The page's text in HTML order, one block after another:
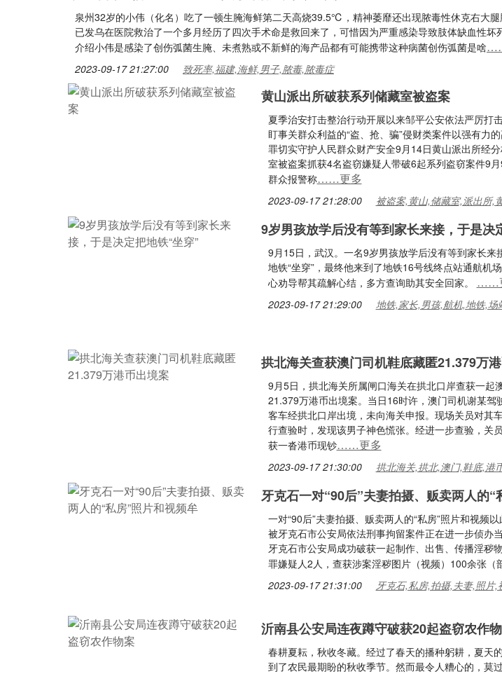
泉州32岁的小伟（化名）吃了一顿生腌海鲜第二天高烧39.5℃，精神萎靡还出现脓毒性休克右大
已发乌在医院救治了一个多月经历了四次手术命是救回来了，可惜因为严重感染导致肢体缺血性坏
介绍小伟是感染了创伤弧菌生腌、未煮熟或不新鲜的海产品都有可能携带这种病菌创伤弧菌是啥
2023-09-17 21:27:00 致死率,福建,海鲜,男子,脓毒,脓毒症
黄山派出所破获系列储藏室被盗案
夏季治安打击整治行动开展以来邹平公安依法严厉打
盯事关群众利益的“盗、抢、骗”侵财类案件以强有力
罪切实守护人民群众财产安全9月14日黄山派出所经
室被盗案抓获4名盗窃嫌疑人带破6起系列盗窃案件9
群众报警称……更多
2023-09-17 21:28:00 被盗案,黄山,储藏室,派出所,
9岁男孩放学后没有等到家长来接，于是决
9月15日，武汉。一名9岁男孩放学后没有等到家长来
地铁“坐穿”，最终他来到了地铁16号线终点站通航机
心劝导帮其疏解心结，多方查询助其安全回家。 ……
2023-09-17 21:29:00 地铁,家长,男孩,航机,地铁,场
拱北海关查获澳门司机鞋底藏匿21.379万
9月5日，拱北海关所属闸口海关在拱北口岸查获一起
21.379万港币出境案。当日16时许，澳门司机谢某驾
客车经拱北口岸出境，未向海关申报。现场关员对其
行查验时，发现该男子神色慌张。经进一步查验，关
获一沓港币现钞……更多
2023-09-17 21:30:00 拱北海关,拱北,澳门,鞋底,港
牙克石一对“90后”夫妻拍摄、贩卖两人的“
一对“90后”夫妻拍摄、贩卖两人的“私房”照片和视频
被牙克石市公安局依法刑事拘留案件正在进一步侦办
牙克石市公安局成功破获一起制作、出售、传播淫秽
罪嫌疑人2人，查获涉案淫秽图片（视频）100余张（
2023-09-17 21:31:00 牙克石,私房,拍摄,夫妻,照片,
沂南县公安局连夜蹲守破获20起盗窃农作
春耕夏耘，秋收冬藏。经过了春天的播种躬耕，夏天
到了农民最期盼的秋收季节。然而最令人糟心的，莫